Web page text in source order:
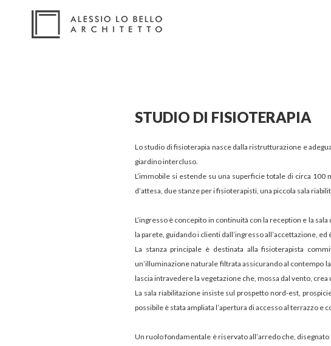
STUDIO DI FISIOTERAPIA
Lo studio di fisioterapia nasce dalla ristrutturazione e
giardino intercluso.
L’immobile si estende su una superficie totale di circa
d’attesa, due stanze per i fisioterapisti, una piccola sala
L’ingresso è concepito in continuità con la reception e la
la parete, guidando i clienti dall’ingresso all’accettazione,
La stanza principale è destinata alla fisioterapista
un’illuminazione naturale filtrata assicurando al contempo
lascia intravedere la vegetazione che, mossa dal vento,
La sala riabilitazione insiste sul prospetto nord-est,
possibile è stata ampliata l’apertura di accesso al terrazzo
Un ruolo fondamentale è riservato all’arredo che,